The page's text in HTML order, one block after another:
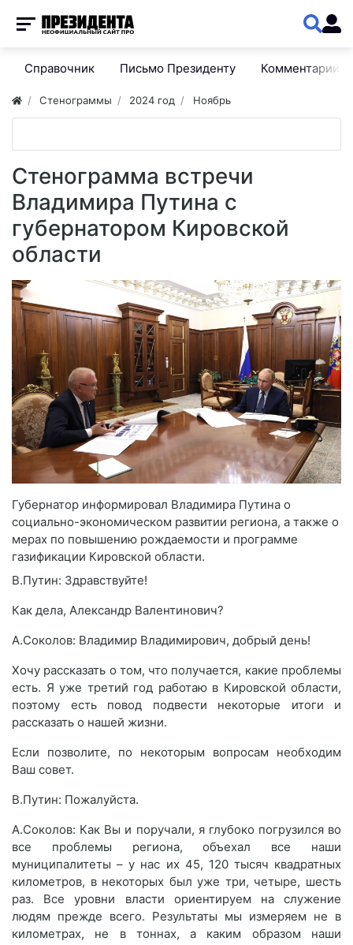
Справочник Письмо Президенту Комментарии
Стенограммы 2024 год Ноябрь
Стенограмма встречи
Владимира Путина с
губернатором Кировской
области
Губернатор информировал Владимира Путина о
социально-экономическом развитии региона, а также о
мерах по повышению рождаемости и программе
газификации Кировской области.
В.Путин: Здравствуйте!
Как дела, Александр Валентинович?
А.Соколов: Владимир Владимирович, добрый день!
Хочу рассказать о том, что получается, какие проблемы
есть. Я уже третий год работаю в Кировской области,
поэтому есть повод подвести некоторые итоги и
рассказать о нашей жизни.
Если позволите, по некоторым вопросам необходим
Ваш совет.
В.Путин: Пожалуйста.
А.Соколов: Как Вы и поручали, я глубоко погрузился во
все проблемы региона, объехал все наши
муниципалитеты – у нас их 45, 120 тысяч квадратных
километров, в некоторых был уже три, четыре, шесть
раз. Все уровни власти ориентируем на служение
людям прежде всего. Результаты мы измеряем не в
километрах, не в тоннах, а каким образом наши